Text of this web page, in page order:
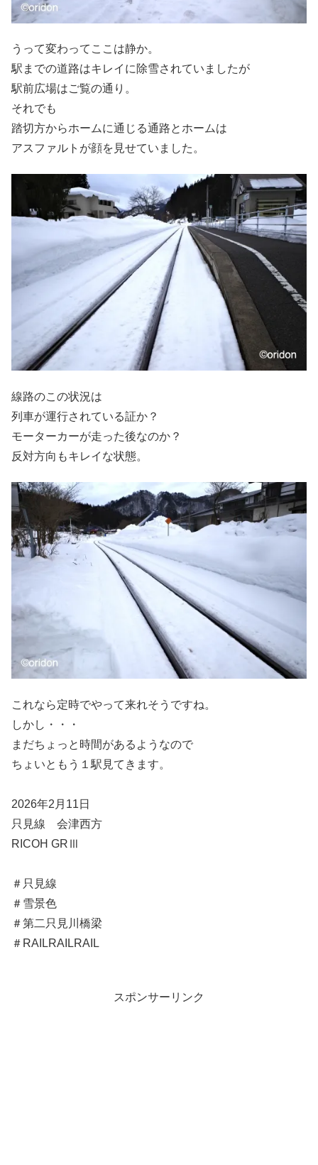
うって変わってここは静か。
駅までの道路はキレイに除雪されていましたが
駅前広場はご覧の通り。
それでも
踏切方からホームに通じる通路とホームは
アスファルトが顔を見せていました。
線路のこの状況は
列車が運行されている証か？
モーターカーが走った後なのか？
反対方向もキレイな状態。
これなら定時でやって来れそうですね。
しかし・・・
まだちょっと時間があるようなので
ちょいともう１駅見てきます。
2026年2月11日
只見線 会津西方
RICOH GRⅢ
＃只見線
＃雪景色
＃第二只見川橋梁
＃RAILRAILRAIL
スポンサーリンク